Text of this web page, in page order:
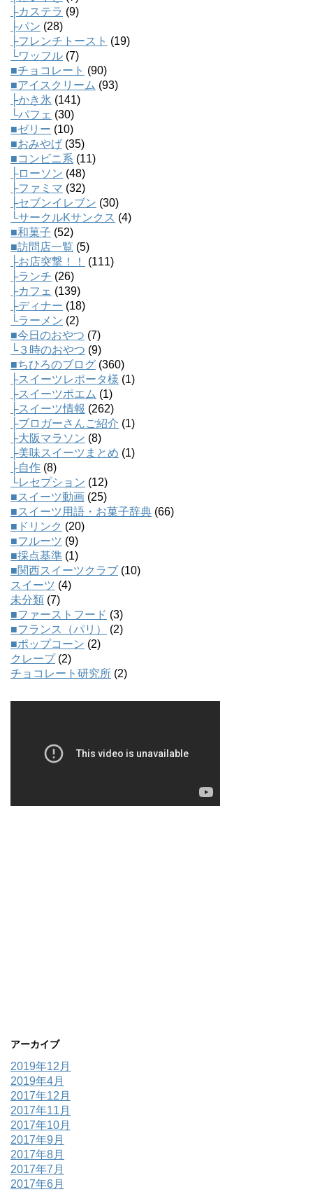
├カステラ (9)
├パン (28)
├フレンチトースト (19)
└ワッフル (7)
■チョコレート (90)
■アイスクリーム (93)
├かき氷 (141)
└パフェ (30)
■ゼリー (10)
■おみやげ (35)
■コンビニ系 (11)
├ローソン (48)
├ファミマ (32)
├セブンイレブン (30)
└サークルKサンクス (4)
■和菓子 (52)
■訪問店一覧 (5)
├お店突撃！！
(111)
├ランチ (26)
├カフェ (139)
├ディナー (18)
└ラーメン (2)
■今日のおやつ (7)
└３時のおやつ (9)
■ちひろのブログ (360)
├スイーツレポータ様 (1)
├スイーツポエム (1)
├スイーツ情報 (262)
├ブロガーさんご紹介 (1)
├大阪マラソン (8)
├美味スイーツまとめ (1)
├自作 (8)
└レセプション (12)
■スイーツ動画 (25)
■スイーツ用語・お菓子辞典 (66)
■ドリンク (20)
■フルーツ (9)
■採点基準 (1)
■関西スイーツクラブ (10)
スイーツ (4)
未分類 (7)
■ファーストフード (3)
■フランス（パリ）
(2)
■ポップコーン (2)
クレープ(2)
チョコレート研究所 (2)
アーカイブ
2019年12月
2019年4月
2017年12月
2017年11月
2017年10月
2017年9月
2017年8月
2017年7月
2017年6月